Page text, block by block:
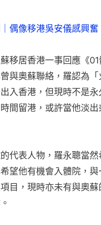
偶像移港吳安儀感興
移居香港一事回應《
與奧蘇聯絡，羅認為「
出入香港，但現時不是
間留港，或許當他淡
代表人物，羅永聰當
望他有機會入體院，
目，現時亦未有與奧